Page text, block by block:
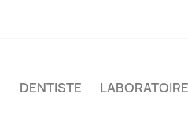
DENTISTE LABORATOIRE